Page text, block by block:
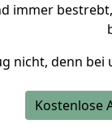
immer
nicht, denn bei
Kostenlose